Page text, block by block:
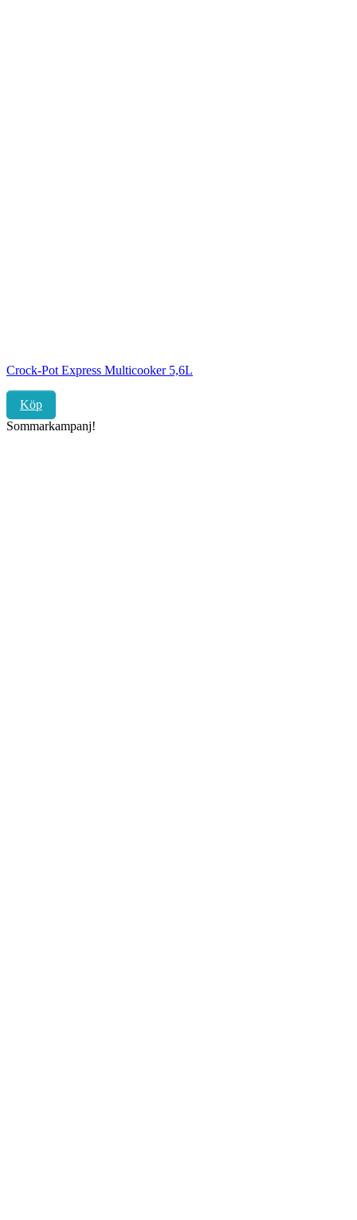
Crock-Pot Express Multicooker 5,6L
Köp
Sommarkampanj!